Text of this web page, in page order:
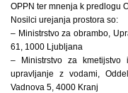
OPPN ter mnenja k predlogu
Nosilci urejanja prostora so:
– Ministrstvo za obrambo,
61, 1000 Ljubljana
– Ministrstvo za
upravljanje z vodami,
Vadnova 5, 4000 Kranj